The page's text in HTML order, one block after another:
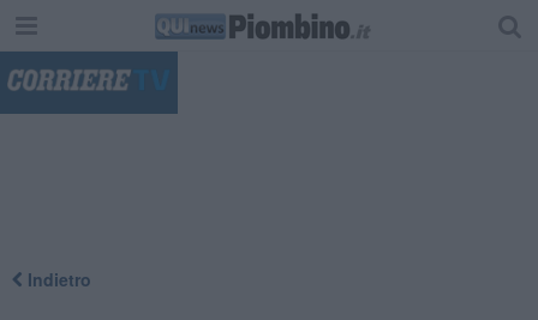
Indietro